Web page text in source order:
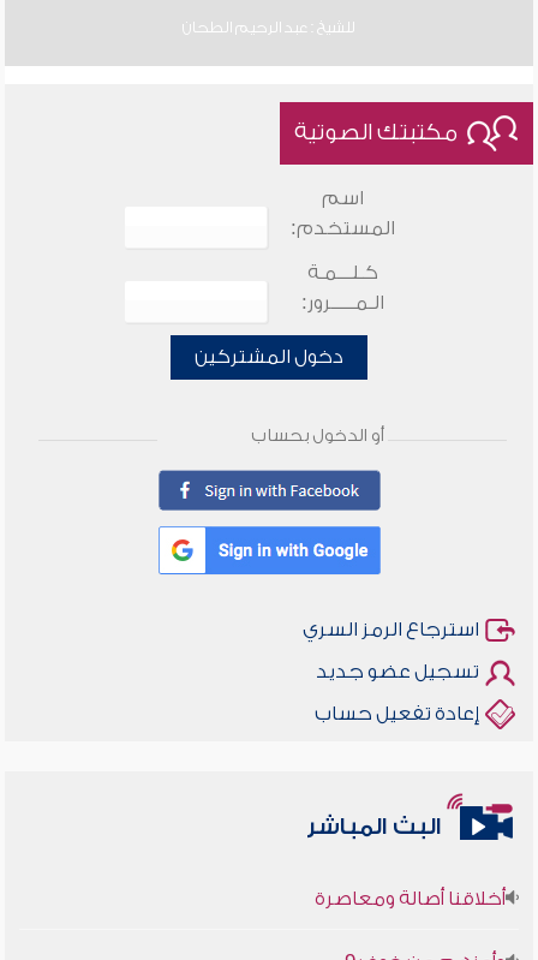
للشيخ : عبد الرحيم الطحان
مكتبتك الصوتية
اسم
المستخدم:
كـلـــمـة
الـمـــــرور:
دخول المشتركين
أو الدخول بحساب
استرجاع الرمز السري
تسجيل عضو جديد
إعادة تفعيل حساب
البث المباشر